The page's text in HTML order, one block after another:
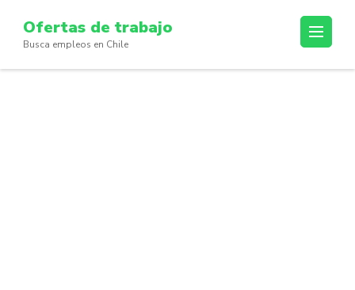
content
(Press
Ofertas de trabajo
Busca empleos en Chile